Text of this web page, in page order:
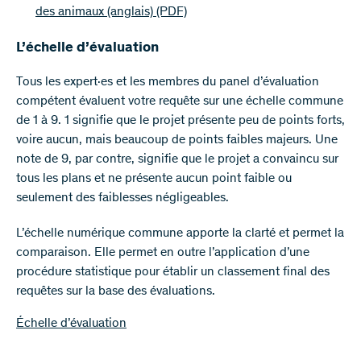
des animaux (anglais) (PDF)
L’échelle d’évaluation
Tous les expert·es et les membres du panel d’évaluation
compétent évaluent votre requête sur une échelle commune
de 1 à 9. 1 signifie que le projet présente peu de points forts,
voire aucun, mais beaucoup de points faibles majeurs. Une
note de 9, par contre, signifie que le projet a convaincu sur
tous les plans et ne présente aucun point faible ou
seulement des faiblesses négligeables.
L’échelle numérique commune apporte la clarté et permet la
comparaison. Elle permet en outre l’application d’une
procédure statistique pour établir un classement final des
requêtes sur la base des évaluations.
Échelle d’évaluation